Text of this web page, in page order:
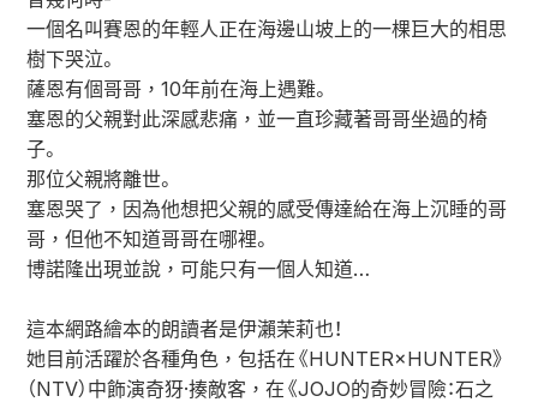
一個名叫賽恩的年輕人正在海邊山坡上的一棵巨大的相思
樹下哭泣。
薩恩有個哥哥，10年前在海上遇難。
塞恩的父親對此深感悲痛，並一直珍藏著哥哥坐過的椅
子。
那位父親將離世。
塞恩哭了，因為他想把父親的感受傳達給在海上沉睡的哥
哥，但他不知道哥哥在哪裡。
博諾隆出現並說，可能只有一個人知道…
這本網路繪本的朗讀者是伊瀨茉莉也！
她目前活躍於各種角色，包括在《HUNTER×HUNTER》
（NTV）中飾演奇犽·揍敵客，在《JOJO的奇妙冒險：石之